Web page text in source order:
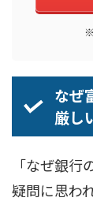
なぜ
厳し
「なぜ銀
疑問に思わ